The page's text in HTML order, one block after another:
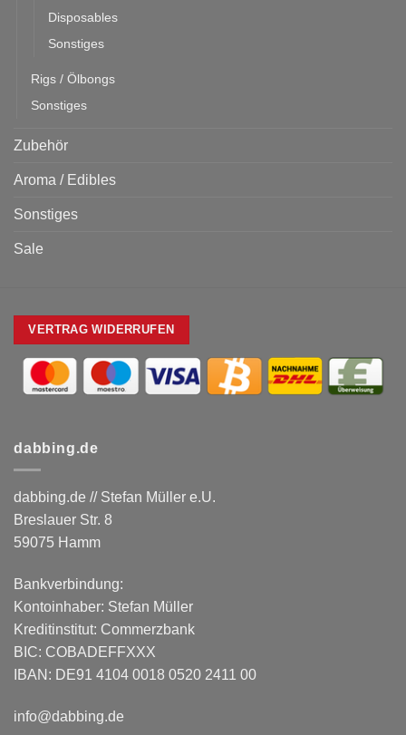
Disposables
Sonstiges
Rigs / Ölbongs
Sonstiges
Zubehör
Aroma / Edibles
Sonstiges
Sale
VERTRAG WIDERRUFEN
dabbing.de
dabbing.de // Stefan Müller e.U.
Breslauer Str. 8
59075 Hamm
Bankverbindung:
Kontoinhaber: Stefan Müller
Kreditinstitut: Commerzbank
BIC: COBADEFFXXX
IBAN: DE91 4104 0018 0520 2411 00
info@dabbing.de